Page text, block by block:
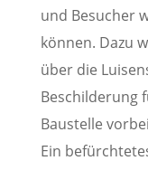
und Besucher
können. Dazu
über die
Beschilderung
Baustelle
Ein